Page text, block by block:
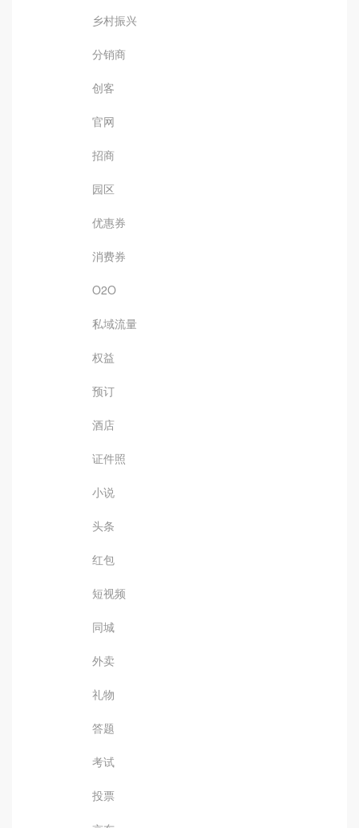
乡村振兴
分销商
创客
官网
招商
园区
优惠券
消费券
O2O
私域流量
权益
预订
酒店
证件照
小说
头条
红包
短视频
同城
外卖
礼物
答题
考试
投票